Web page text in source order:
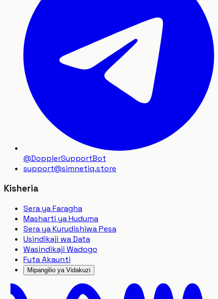
@DopplerSupportBot
support@simnetiq.store
Kisheria
Sera ya Faragha
Masharti ya Huduma
Sera ya Kurudishiwa Pesa
Usindikaji wa Data
Wasindikaji Wadogo
Futa Akaunti
Mipangilio ya Vidakuzi